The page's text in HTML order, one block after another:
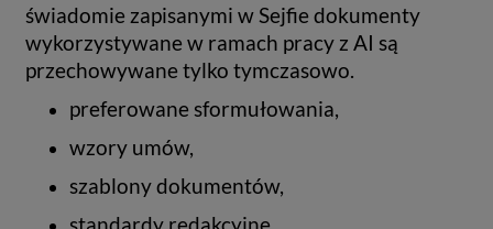
świadomie zapisanymi w Sejfie dokumenty
wykorzystywane w ramach pracy z AI są
przechowywane tylko tymczasowo.
preferowane sformułowania,
wzory umów,
szablony dokumentów,
standardy redakcyjne,